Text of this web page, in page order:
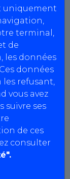
uniquement
terminal,
de
les données
données
les refusant,
vous avez
suivre ses
de ces
consulter
« cookies »
réserve de
première
Vos
peuvent
dans les
cookie est
sur votre
par le biais
les cookies
de votre
site, afin de